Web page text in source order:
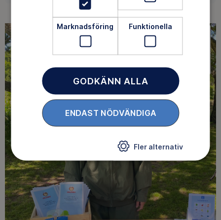
Marknadsföring Funktionella
GODKÄNN ALLA
ENDAST NÖDVÄNDIGA
Fler alternativ